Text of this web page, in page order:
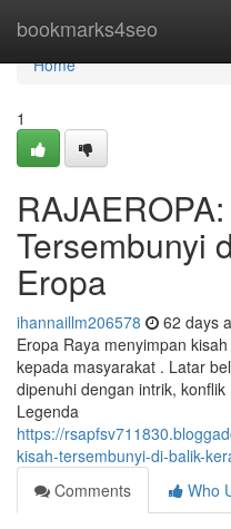
bookmarks4seo
Home
Home
1
Tersembunyi
Eropa
ihannaillm206578 62 days
Eropa Raya menyimpan
kepada masyarakat . Latar
dipenuhi dengan intrik,
Legenda
https://
kisah-tersembunyi-di-balik-
Comments
Who